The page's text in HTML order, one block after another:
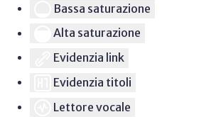
Bassa saturazione
Alta saturazione
Evidenzia link
Evidenzia titoli
Lettore vocale